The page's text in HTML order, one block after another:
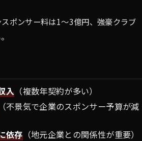
ポンサー料は1〜3億円、強豪クラブ
入 （複数年契約が多い）
不景気で企業のスポンサー予算が減
依存（地元企業との関係性が重要）